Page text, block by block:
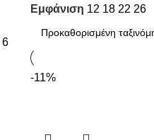
6
Εμφάνιση 12 18 22 26
-11%